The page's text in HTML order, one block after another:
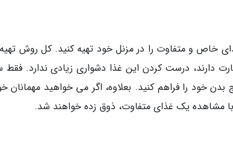
غذای خاص و متفاوت را در مزنل خود تهیه کنید. کل روش
دارند، درست کردن این غذا دشواری زیادی ندارد.
بدن خود را فراهم کنید. بعلاوه، اگر می خواهید مهمانان
با مشاهده یک غذای متفاوت، ذوق زده خواهند شد.